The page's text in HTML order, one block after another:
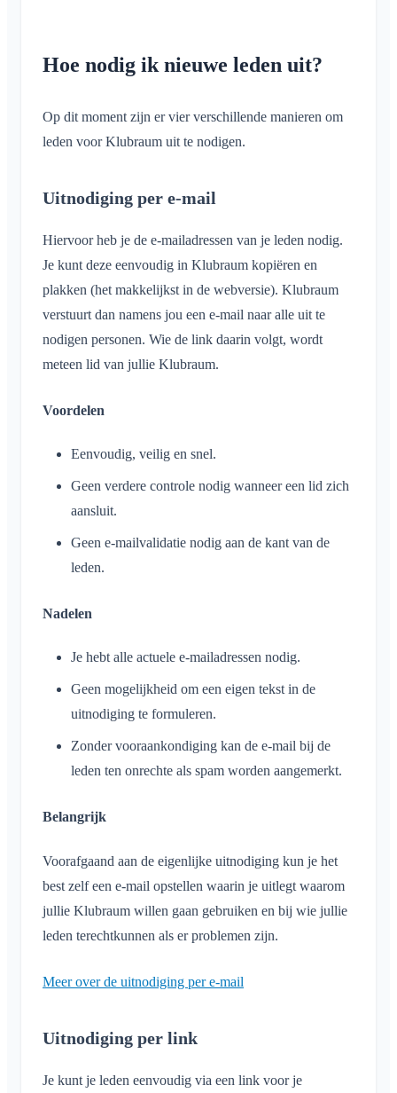
Hoe nodig ik nieuwe leden uit?
Op dit moment zijn er vier verschillende manieren om
leden voor Klubraum uit te nodigen.
Uitnodiging per e-mail
Hiervoor heb je de e-mailadressen van je leden nodig.
Je kunt deze eenvoudig in Klubraum kopiëren en
plakken (het makkelijkst in de webversie). Klubraum
verstuurt dan namens jou een e-mail naar alle uit te
nodigen personen. Wie de link daarin volgt, wordt
meteen lid van jullie Klubraum.
Voordelen
Eenvoudig, veilig en snel.
Geen verdere controle nodig wanneer een lid zich
aansluit.
Geen e-mailvalidatie nodig aan de kant van de
leden.
Nadelen
Je hebt alle actuele e-mailadressen nodig.
Geen mogelijkheid om een eigen tekst in de
uitnodiging te formuleren.
Zonder vooraankondiging kan de e-mail bij de
leden ten onrechte als spam worden aangemerkt.
Belangrijk
Voorafgaand aan de eigenlijke uitnodiging kun je het
best zelf een e-mail opstellen waarin je uitlegt waarom
jullie Klubraum willen gaan gebruiken en bij wie jullie
leden terechtkunnen als er problemen zijn.
Meer over de uitnodiging per e-mail
Uitnodiging per link
Je kunt je leden eenvoudig via een link voor je